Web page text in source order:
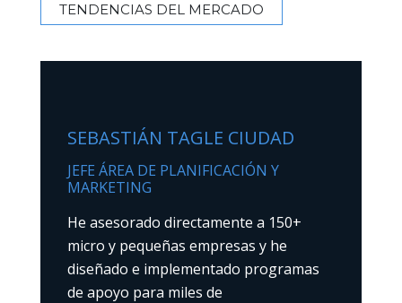
TENDENCIAS DEL MERCADO
SEBASTIÁN TAGLE CIUDAD
JEFE ÁREA DE PLANIFICACIÓN Y
MARKETING
He asesorado directamente a 150+
micro y pequeñas empresas y he
diseñado e implementado programas
de apoyo para miles de